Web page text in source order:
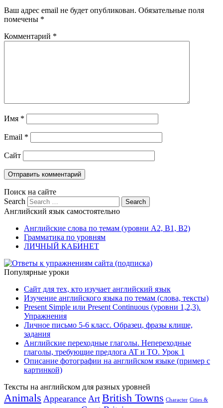
Ваш адрес email не будет опубликован. Обязательные поля
помечены *
Комментарий *
Имя *
Email *
Сайт
Поиск на сайте
Search
Английский язык самостоятельно
Английские слова по темам (уровни A2, B1, B2)
Грамматика по уровням
ЛИЧНЫЙ КАБИНЕТ
Популярные уроки
Сайт для тех, кто изучает английский язык
Изучение английского языка по темам (слова, тексты)
Present Simple или Present Continuous (уровни 1,2,3).
Упражнения
Личное письмо 5-6 класс. Образец, фразы клише,
задания
Английские переходные глаголы. Непереходные
глаголы, требующие предлога AT и TO. Урок 1
Описание фотографии на английском языке (пример с
картинкой)
Тексты на английском для разных уровней
Animals Appearance Art British Towns Character Cities &